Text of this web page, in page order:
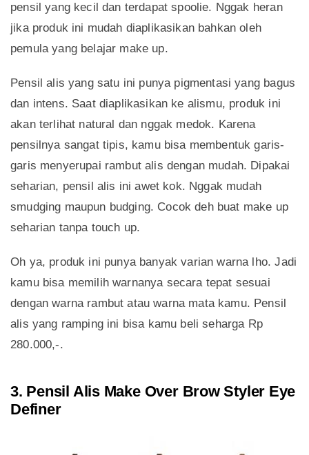
pensil yang kecil dan terdapat spoolie. Nggak heran
jika produk ini mudah diaplikasikan bahkan oleh
pemula yang belajar make up.
Pensil alis yang satu ini punya pigmentasi yang bagus
dan intens. Saat diaplikasikan ke alismu, produk ini
akan terlihat natural dan nggak medok. Karena
pensilnya sangat tipis, kamu bisa membentuk garis-
garis menyerupai rambut alis dengan mudah. Dipakai
seharian, pensil alis ini awet kok. Nggak mudah
smudging maupun budging. Cocok deh buat make up
seharian tanpa touch up.
Oh ya, produk ini punya banyak varian warna lho. Jadi
kamu bisa memilih warnanya secara tepat sesuai
dengan warna rambut atau warna mata kamu. Pensil
alis yang ramping ini bisa kamu beli seharga Rp
280.000,-.
3. Pensil Alis Make Over Brow Styler Eye
Definer